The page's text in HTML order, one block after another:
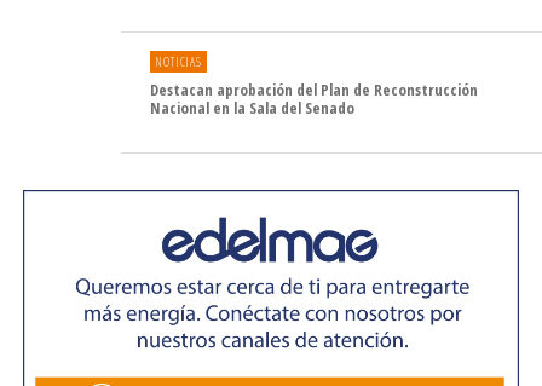
NOTICIAS
Destacan aprobación del Plan de Reconstrucción
Nacional en la Sala del Senado